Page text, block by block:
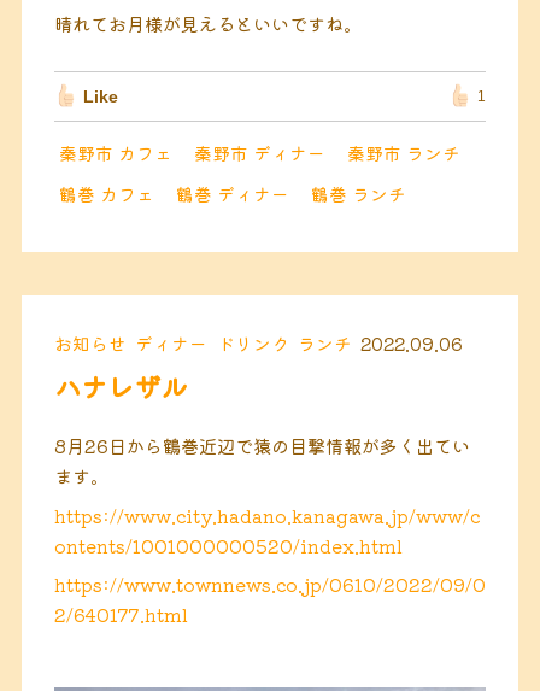
晴れてお月様が見えるといいですね。
Like 1
秦野市 カフェ 秦野市 ディナー
秦野市 ランチ
鶴巻 カフェ
鶴巻 ディナー 鶴巻 ランチ
お知らせ ディナー ドリンク ランチ 2022.09.06
ハナレザル
8月26日から鶴巻近辺で猿の目撃情報が多く出てい
ます。
https://www.city.hadano.kanagawa.jp/www/c
ontents/1001000000520/index.html
https://www.townnews.co.jp/0610/2022/09/0
2/640177.html